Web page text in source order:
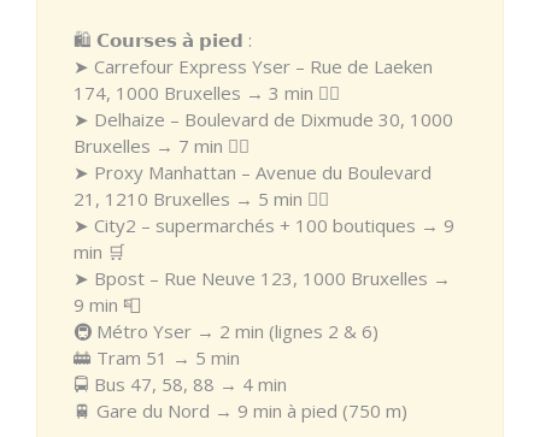
🛍️ 𝗖𝗼𝘂𝗿𝘀𝗲𝘀 𝗮̀ 𝗽𝗶𝗲𝗱 :
➤ Carrefour Express Yser – Rue de Laeken
174, 1000 Bruxelles → 3 min 🚶‍♂️
➤ Delhaize – Boulevard de Dixmude 30, 1000
Bruxelles → 7 min 🚶‍♂️
➤ Proxy Manhattan – Avenue du Boulevard
21, 1210 Bruxelles → 5 min 🚶‍♂️
➤ City2 – supermarchés + 100 boutiques → 9
min 🛒
➤ Bpost – Rue Neuve 123, 1000 Bruxelles →
9 min 📮
🚇 Métro Yser → 2 min (lignes 2 & 6)
🚋 Tram 51 → 5 min
🚍 Bus 47, 58, 88 → 4 min
🚆 Gare du Nord → 9 min à pied (750 m)